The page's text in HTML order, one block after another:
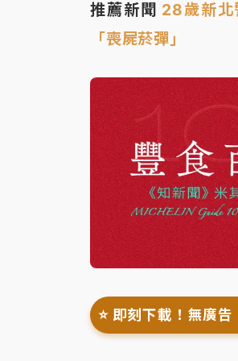
推薦新聞 28歲新
「喪屍菸彈」
⭐️ 即刻下載！無廣